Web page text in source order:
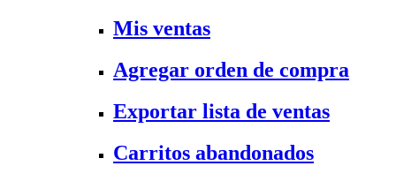
Mis ventas
Agregar orden de compra
Exportar lista de ventas
Carritos abandonados